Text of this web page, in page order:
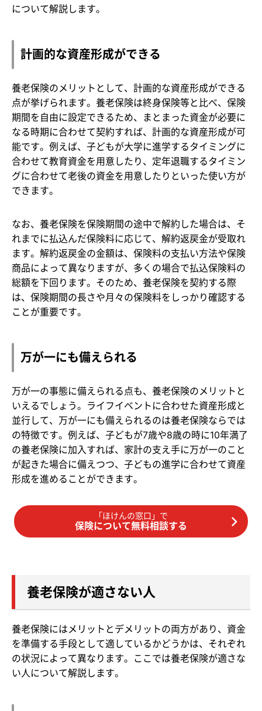
について解説します。
計画的な資産形成ができる
養老保険のメリットとして、計画的な資産形成ができる
点が挙げられます。養老保険は終身保険等と比べ、保険
期間を自由に設定できるため、まとまった資金が必要に
なる時期に合わせて契約すれば、計画的な資産形成が可
能です。例えば、子どもが大学に進学するタイミングに
合わせて教育資金を用意したり、定年退職するタイミン
グに合わせて老後の資金を用意したりといった使い方が
できます。
なお、養老保険を保険期間の途中で解約した場合は、そ
れまでに払込んだ保険料に応じて、解約返戻金が受取れ
ます。解約返戻金の金額は、保険料の支払い方法や保険
商品によって異なりますが、多くの場合で払込保険料の
総額を下回ります。そのため、養老保険を契約する際
は、保険期間の長さや月々の保険料をしっかり確認する
ことが重要です。
万が一にも備えられる
万が一の事態に備えられる点も、養老保険のメリットと
いえるでしょう。ライフイベントに合わせた資産形成と
並行して、万が一にも備えられるのは養老保険ならでは
の特徴です。例えば、子どもが7歳や8歳の時に10年満了
の養老保険に加入すれば、家計の支え手に万が一のこと
が起きた場合に備えつつ、子どもの進学に合わせて資産
形成を進めることができます。
「ほけんの窓口」で
保険について無料相談する
養老保険が適さない人
養老保険にはメリットとデメリットの両方があり、資金
を準備する手段として適しているかどうかは、それぞれ
の状況によって異なります。ここでは養老保険が適さな
い人について解説します。